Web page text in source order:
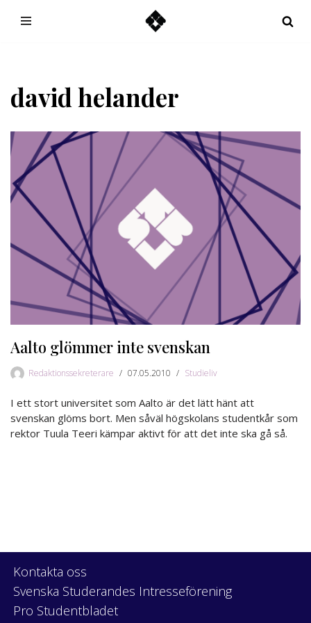
david helander
Aalto glömmer inte svenskan
Redaktionssekreterare 07.05.2010 Studieliv
I ett stort universitet som Aalto är det lätt hänt att
svenskan glöms bort. Men såväl högskolans studentkår som
rektor Tuula Teeri kämpar aktivt för att det inte ska gå så.
Kontakta oss
Svenska Studerandes Intresseförening
Pro Studentbladet